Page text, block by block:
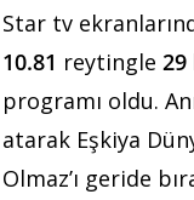
Star tv
10.81 reytingle 29
programı oldu.
atarak Eşkiya
Olmaz’ı geride